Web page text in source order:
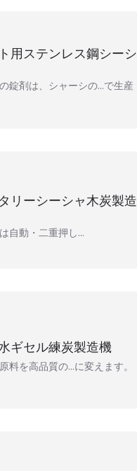
用ステンレス鋼シーシ
錠剤は、シャーシの…で生産
リーシーシャ木炭製造
自動・二重押し…
ギセル練炭製造機
料を高品質の…に変えます。